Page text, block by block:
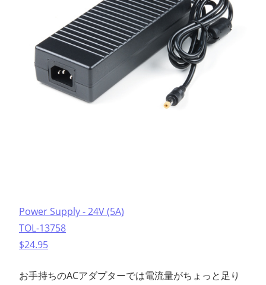
Power Supply - 24V (5A)
TOL-13758
$24.95
お手持ちのACアダプターでは電流量がちょっと足り